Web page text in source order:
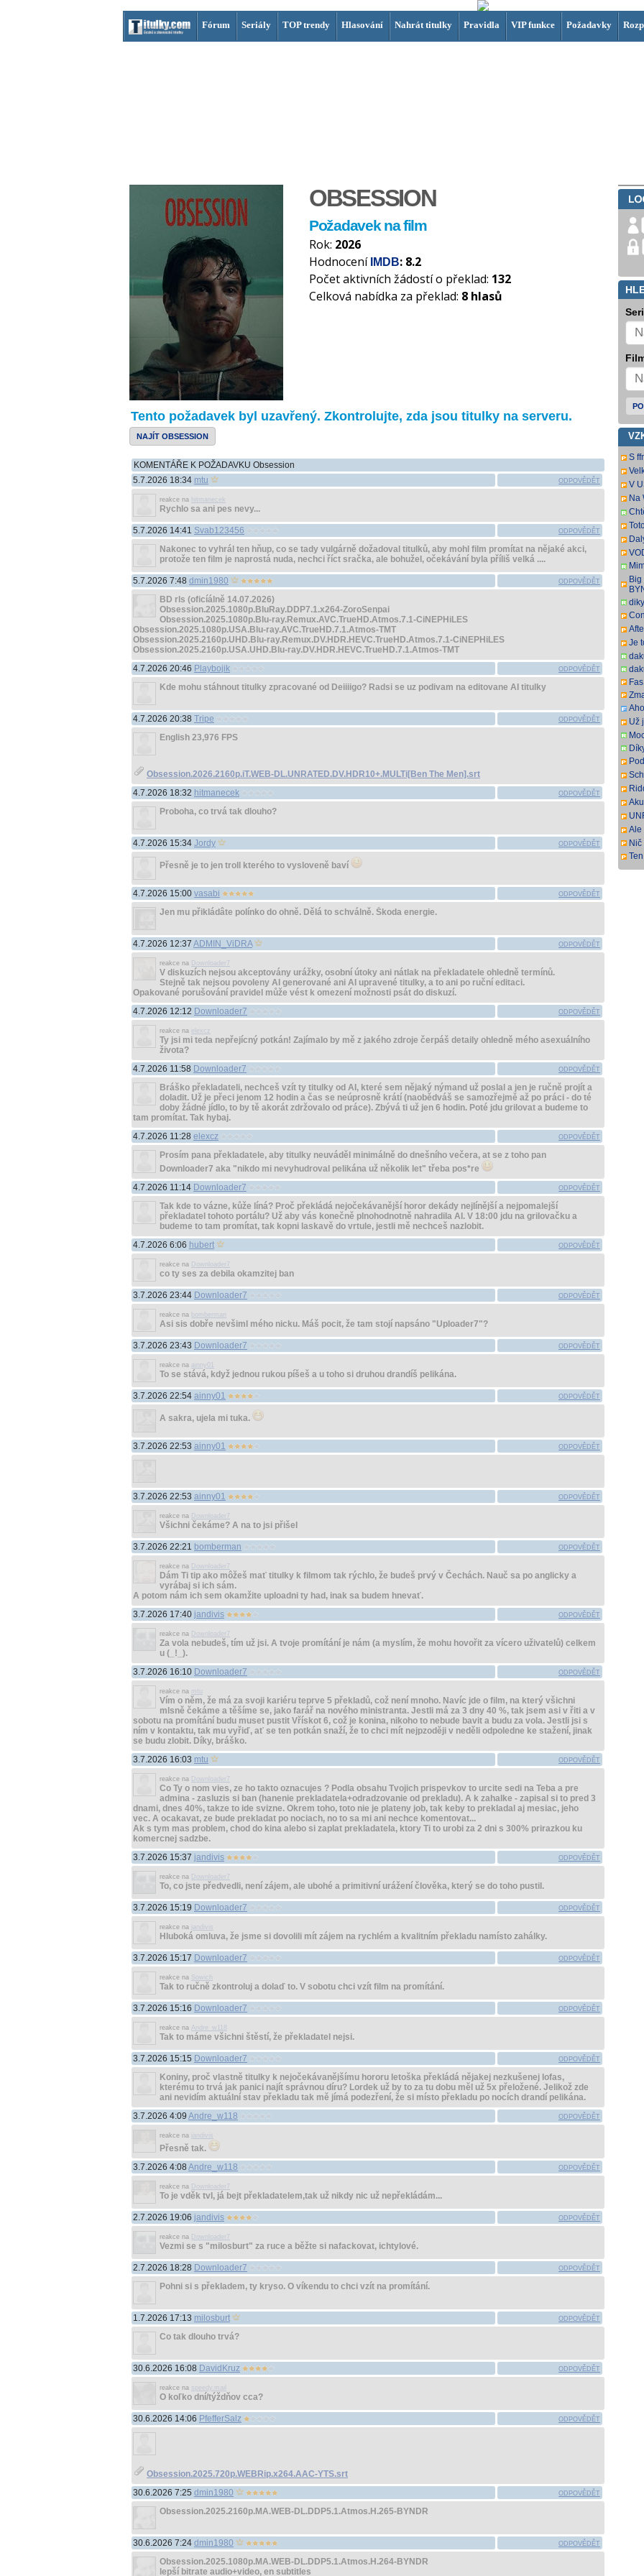
Fórum Seriály TOP trendy Hlasování Nahrát titulky Pravidla VIP funkce Požadavky
OBSESSION
Požadavek na film
Rok: 2026
Hodnocení IMDB: 8.2
Počet aktivních žádostí o překlad: 132
Celková nabídka za překlad: 8 hlasů
Tento požadavek byl uzavřený. Zkontrolujte, zda jsou titulky na serveru.
NAJÍT OBSESSION
KOMENTÁŘE K POŽADAVKU Obsession
5.7.2026 18:34 mtu ODPOVĚDĚT
reakce na hitmanecek
Rychlo sa ani pes nevy...
5.7.2026 14:41 Svab123456 ODPOVĚDĚT
Nakonec to vyhrál ten hňup, co se tady vulgárně dožadoval titulků, aby mohl film promítat na nějaké akci,
protože ten film je naprostá nuda, nechci říct sračka, ale bohužel, očekávání byla příliš velká ....
5.7.2026 7:48 dmin1980 ODPOVĚDĚT
BD rls (oficíálně 14.07.2026)
Obsession.2025.1080p.BluRay.DDP7.1.x264-ZoroSenpai
Obsession.2025.1080p.Blu-ray.Remux.AVC.TrueHD.Atmos.7.1-CiNEPHiLES
Obsession.2025.1080p.USA.Blu-ray.AVC.TrueHD.7.1.Atmos-TMT
Obsession.2025.2160p.UHD.Blu-ray.Remux.DV.HDR.HEVC.TrueHD.Atmos.7.1-CiNEPHiLES
Obsession.2025.2160p.USA.UHD.Blu-ray.DV.HDR.HEVC.TrueHD.7.1.Atmos-TMT
4.7.2026 20:46 Playbojik ODPOVĚDĚT
Kde mohu stáhnout titulky zpracované od Deiiiigo? Radsi se uz podivam na editovane AI titulky
4.7.2026 20:38 Tripe ODPOVĚDĚT
English 23,976 FPS
Obsession.2026.2160p.iT.WEB-DL.UNRATED.DV.HDR10+.MULTi[Ben The Men].srt
4.7.2026 18:32 hitmanecek ODPOVĚDĚT
Proboha, co trvá tak dlouho?
4.7.2026 15:34 Jordy ODPOVĚDĚT
Přesně je to jen troll kterého to vysloveně baví
4.7.2026 15:00 vasabi ODPOVĚDĚT
Jen mu přikládâte polínko do ohně. Dělá to schválně. Škoda energie.
4.7.2026 12:37 ADMIN_ViDRA ODPOVĚDĚT
reakce na Downloader7
V diskuzích nejsou akceptovány urážky, osobní útoky ani nátlak na překladatele ohledně termínů.
Stejně tak nejsou povoleny AI generované ani AI upravené titulky, a to ani po ruční editaci.
Opakované porušování pravidel může vést k omezení možnosti psát do diskuzí.
4.7.2026 12:12 Downloader7 ODPOVĚDĚT
reakce na elexcz
Ty jsi mi teda nepřejícný potkán! Zajímalo by mě z jakého zdroje čerpáš detaily ohledně mého asexuálního
života?
4.7.2026 11:58 Downloader7 ODPOVĚDĚT
Bráško překladateli, nechceš vzít ty titulky od AI, které sem nějaký nýmand už poslal a jen je ručně projít a
doladit. Už je přeci jenom 12 hodin a čas se neúprosně krátí (naobědváš se samozřejmě až po práci - do té
doby žádné jídlo, to by tě akorát zdržovalo od práce). Zbývá ti už jen 6 hodin. Poté jdu grilovat a budeme to
tam promítat. Tak hybaj.
4.7.2026 11:28 elexcz ODPOVĚDĚT
Prosím pana překladatele, aby titulky neuváděl minimálně do dnešního večera, at se z toho pan
Downloader7 aka "nikdo mi nevyhudroval pelikána už několik let" třeba pos*re
4.7.2026 11:14 Downloader7 ODPOVĚDĚT
Tak kde to vázne, kůže líná? Proč překládá nejočekávanější horor dekády nejlínější a nejpomalejší
překladatel tohoto portálu? Už aby vás konečně plnohodnotně nahradila AI. V 18:00 jdu na grilovačku a
budeme to tam promítat, tak kopni laskavě do vrtule, jestli mě nechceš nazlobit.
4.7.2026 6:06 hubert ODPOVĚDĚT
reakce na Downloader7
co ty ses za debila okamzitej ban
3.7.2026 23:44 Downloader7 ODPOVĚDĚT
reakce na bomberman
Asi sis dobře nevšiml mého nicku. Máš pocit, že tam stojí napsáno "Uploader7"?
3.7.2026 23:43 Downloader7 ODPOVĚDĚT
reakce na ainny01
To se stává, když jednou rukou píšeš a u toho si druhou drandíš pelikána.
3.7.2026 22:54 ainny01 ODPOVĚDĚT
A sakra, ujela mi tuka.
3.7.2026 22:53 ainny01 ODPOVĚDĚT
3.7.2026 22:53 ainny01 ODPOVĚDĚT
reakce na Downloader7
Všichni čekáme? A na to jsi přišel
3.7.2026 22:21 bomberman ODPOVĚDĚT
reakce na Downloader7
Dám Ti tip ako môžeš mať titulky k filmom tak rýchlo, že budeš prvý v Čechách. Nauč sa po anglicky a
vyrábaj si ich sám.
A potom nám ich sem okamžite uploadni ty had, inak sa budem hnevať.
3.7.2026 17:40 jandivis ODPOVĚDĚT
reakce na Downloader7
Za vola nebudeš, tím už jsi. A tvoje promítání je nám (a myslím, že mohu hovořit za vícero uživatelů) celkem
u (_!_).
3.7.2026 16:10 Downloader7 ODPOVĚDĚT
reakce na mtu
Vím o něm, že má za svoji kariéru teprve 5 překladů, což není mnoho. Navíc jde o film, na který všichni
mlsně čekáme a těšíme se, jako farář na nového ministranta. Jestli má za 3 dny 40 %, tak jsem asi v řiti a v
sobotu na promítání budu muset pustit Vřískot 6, což je konina, nikoho to nebude bavit a budu za vola. Jestli jsi s
ním v kontaktu, tak mu vyřiď, ať se ten potkán snaží, že to chci mít nejpzoději v neděli odpoledne ke stažení, jinak
se budu zlobit. Díky, bráško.
3.7.2026 16:03 mtu ODPOVĚDĚT
reakce na Downloader7
Co Ty o nom vies, ze ho takto oznacujes ? Podla obsahu Tvojich prispevkov to urcite sedi na Teba a pre
admina - zasluzis si ban (hanenie prekladatela+odradzovanie od prekladu). A k zahalke - zapisal si to pred 3
dnami, dnes 40%, takze to ide svizne. Okrem toho, toto nie je plateny job, tak keby to prekladal aj mesiac, jeho
vec. A ocakavat, ze bude prekladat po nociach, no to sa mi ani nechce komentovat...
Ak s tym mas problem, chod do kina alebo si zaplat prekladatela, ktory Ti to urobi za 2 dni s 300% prirazkou ku
komercnej sadzbe.
3.7.2026 15:37 jandivis ODPOVĚDĚT
reakce na Downloader7
To, co jste předvedli, není zájem, ale ubohé a primitivní urážení člověka, který se do toho pustil.
3.7.2026 15:19 Downloader7 ODPOVĚDĚT
reakce na jandivis
Hluboká omluva, že jsme si dovolili mít zájem na rychlém a kvalitním překladu namísto zahálky.
3.7.2026 15:17 Downloader7 ODPOVĚDĚT
reakce na Sowich
Tak to ručně zkontroluj a dolaď to. V sobotu chci vzít film na promítání.
3.7.2026 15:16 Downloader7 ODPOVĚDĚT
reakce na Andre_w118
Tak to máme všichni štěstí, že překladatel nejsi.
3.7.2026 15:15 Downloader7 ODPOVĚDĚT
Koniny, proč vlastně titulky k nejočekávanějšímu hororu letoška překládá nějakej nezkušenej lofas,
kterému to trvá jak panici najít správnou díru? Lordek už by to za tu dobu měl už 5x přeložené. Jelikož zde
ani nevidím aktuální stav překladu tak mě jímá podezření, že si místo překladu po nocích drandí pelikána.
3.7.2026 4:09 Andre_w118 ODPOVĚDĚT
reakce na jandivis
Přesně tak.
3.7.2026 4:08 Andre_w118 ODPOVĚDĚT
reakce na Downloader7
To je vděk tvl, já bejt překladatelem,tak už nikdy nic už nepřekládám...
2.7.2026 19:06 jandivis ODPOVĚDĚT
reakce na Downloader7
Vezmi se s "milosburt" za ruce a běžte si nafackovat, ichtylové.
2.7.2026 18:28 Downloader7 ODPOVĚDĚT
Pohni si s překladem, ty kryso. O víkendu to chci vzít na promítání.
1.7.2026 17:13 milosburt ODPOVĚDĚT
Co tak dlouho trvá?
30.6.2026 16:08 DavidKruz ODPOVĚDĚT
reakce na speedy.mail
O koľko dní/týždňov cca?
30.6.2026 14:06 PfefferSalz ODPOVĚDĚT
Obsession.2025.720p.WEBRip.x264.AAC-YTS.srt
30.6.2026 7:25 dmin1980 ODPOVĚDĚT
Obsession.2025.2160p.MA.WEB-DL.DDP5.1.Atmos.H.265-BYNDR
30.6.2026 7:24 dmin1980 ODPOVĚDĚT
Obsession.2025.1080p.MA.WEB-DL.DDP5.1.Atmos.H.264-BYNDR
lepší bitrate audio+video, en subtitles
S
na
V
Na
r.
diky
Je
Už
full
Ale